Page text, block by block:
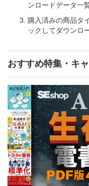
ンロードデータ一
購入済みの商品タ
ックしてダウンロ
おすすめ特集・キ